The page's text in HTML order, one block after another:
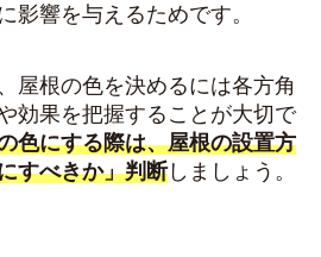
影響を与えるためです。
屋根の色を決めるには各方角
効果を把握することが大切で
色にする際は、屋根の設置方
すべきか」判断しましょう。